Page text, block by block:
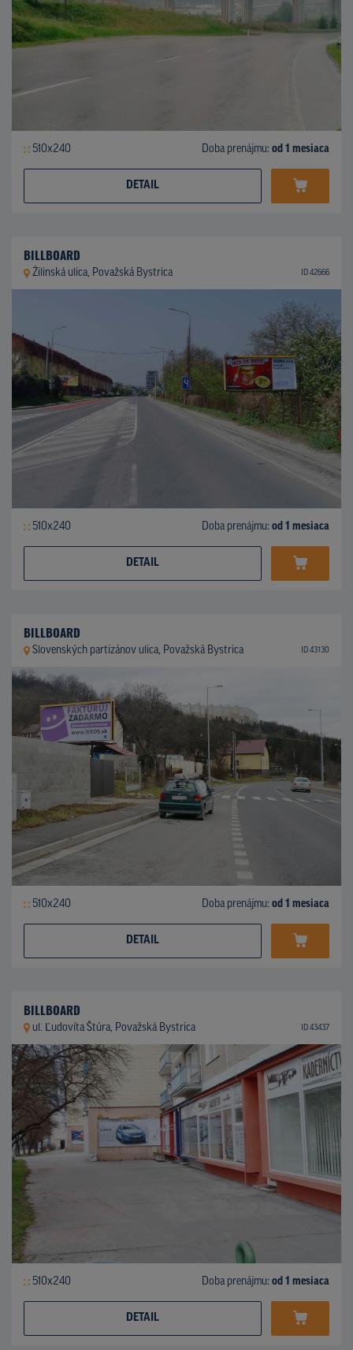
510x240 Doba prenájmu: od 1 mesiaca
DETAIL
BILLBOARD
Žilinská ulica, Považská Bystrica ID 42666
510x240 Doba prenájmu: od 1 mesiaca
DETAIL
BILLBOARD
Slovenských partizánov ulica, Považská Bystrica ID 43130
510x240 Doba prenájmu: od 1 mesiaca
DETAIL
BILLBOARD
ul. Ľudovíta Štúra, Považská Bystrica ID 43437
510x240 Doba prenájmu: od 1 mesiaca
DETAIL